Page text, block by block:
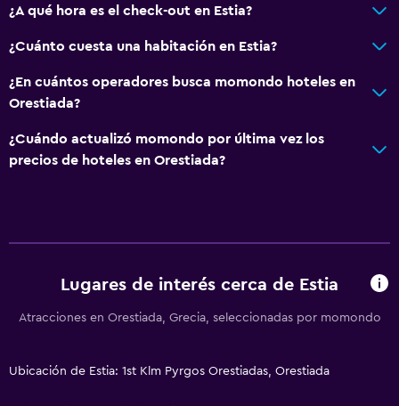
¿A qué hora es el check-out en Estia?
¿Cuánto cuesta una habitación en Estia?
¿En cuántos operadores busca momondo hoteles en
Orestiada?
¿Cuándo actualizó momondo por última vez los
precios de hoteles en Orestiada?
Lugares de interés cerca de Estia
Atracciones en Orestiada, Grecia, seleccionadas por momondo
Ubicación de Estia: 1st Klm Pyrgos Orestiadas, Orestiada